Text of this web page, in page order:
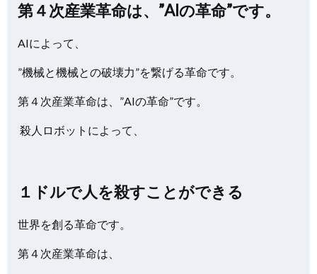
第４次産業革命は、”AIの革命”です。
AIによって、
”機械と機械との破壊力”を繋げる革命です。
第４次産業革命は、”AIの革命”です。
殺人ロボットによって、
１ドルで人を殺すことができる
世界を創る革命です。
第４次産業革命は、